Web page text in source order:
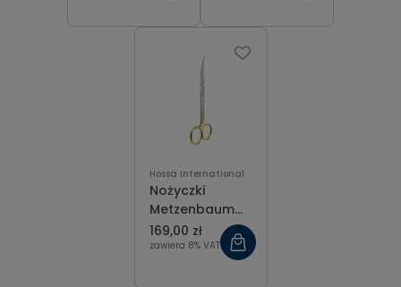
Hossa International
Nożyczki
Metzenbaum
Fino T.C. Gold
zagięte 16 cm
169,00 zł
zawiera 8% VAT